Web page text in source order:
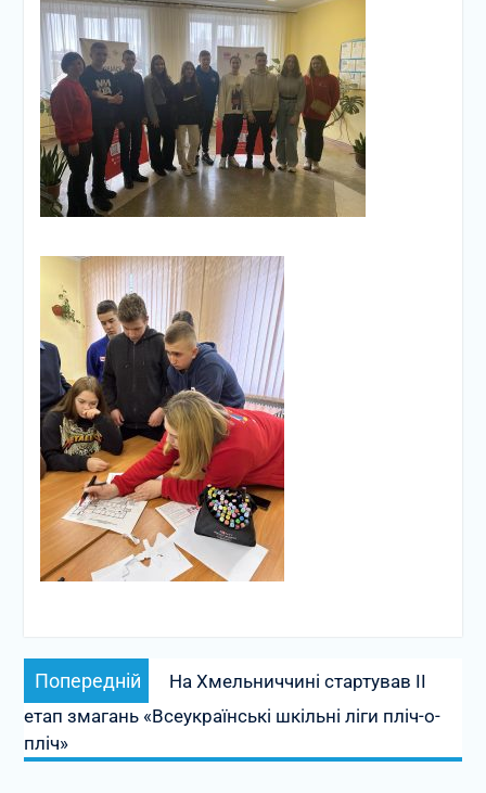
Навігація
записів
Попередній
запис:
На Хмельниччині стартував II
етап змагань «Всеукраїнські шкільні ліги пліч-о-
пліч»